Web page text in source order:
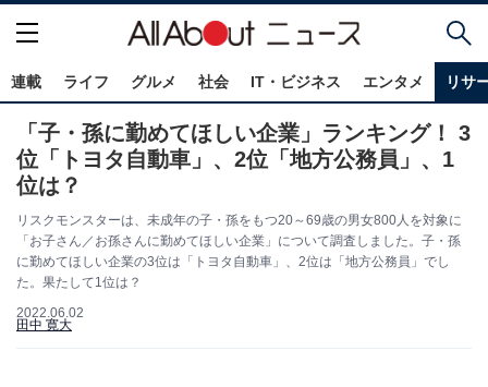
連載 ライフ グルメ 社会 IT・ビジネス エンタメ リサ
「子・孫に勤めてほしい企業」ランキング！ 3
位「トヨタ自動車」、2位「地方公務員」、1
位は？
リスクモンスターは、未成年の子・孫をもつ20～69歳の男女800人を対象に
「お子さん／お孫さんに勤めてほしい企業」について調査しました。子・孫
に勤めてほしい企業の3位は「トヨタ自動車」、2位は「地方公務員」でし
た。果たして1位は？
2022.06.02
田中 寛大